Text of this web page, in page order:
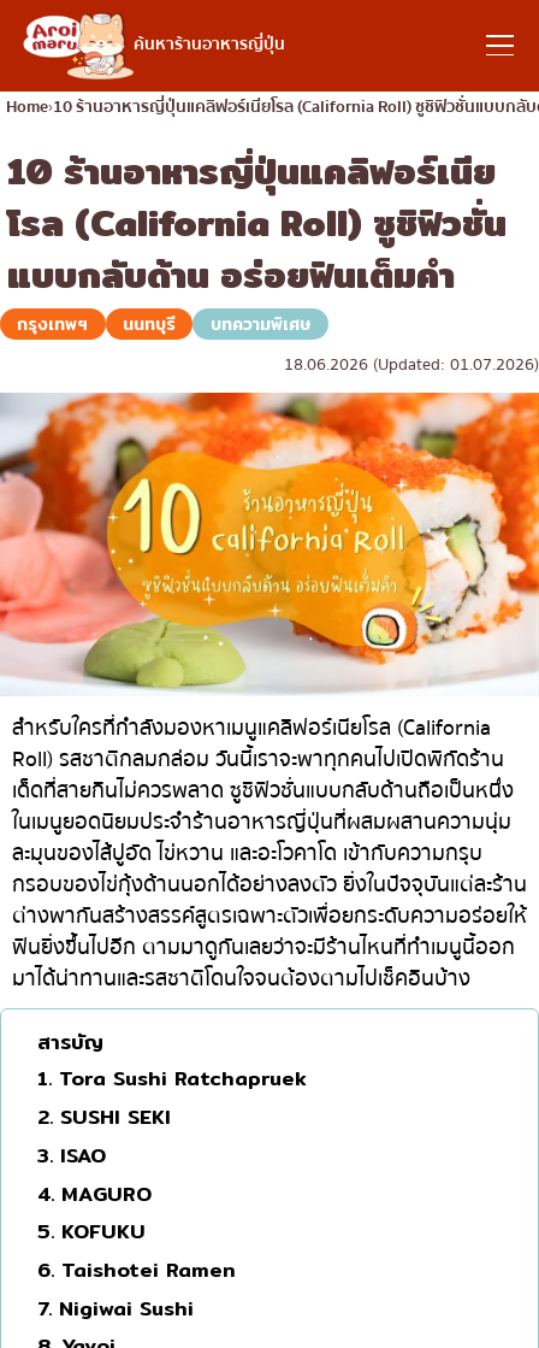
ค้นหาร้านอาหารญี่ปุ่น
อาหารญี่ปุ่น
ค้นหาร้านอาหาร
ค้นหาตามประเภทอาหาร
ซูชิ
อิซากายะ
ปิ้งย่างญี่ปุ่น/ยากินิกุ
คัตสึด้ง/ทงคัตสึ
ชาบูชาบู/สุกี้ยากี้
แกงกะหรี่ญี่ปุ่น
ไก่ย่างเสียบไม้สไตล์ญี่ปุ่น
โซบะ/อุด้ง
ขนมหวานญี่ปุ่น
เทมปุระ
โอมากาเสะ
ร้านอาหารญี่ปุ่นระดับพรีเมียม
ซาชิมิ/อาหารทะเล
อาหารตะวันตกสไตล์ญี่ปุ่น
ปลาไหลย่าง
ปู
โอโคโนมิยากิ/เทปปันยากิ
ด้ง (ข้าวหน้าต่างๆ)
บุฟเฟต์
มิชลิน
สเต็ก
ของทอดเสียบไม้
ค้นหาตามพื้นที่
เจริญกรุง
ธนบุรี
สยาม
ทองหล่อ
เอกมัย
พร้อมพงษ์
อโศก
อารีย์
สีลม
สาทร
อ่อนนุช
พระราม 9
รัชดา
พระโขนง
เพลินจิต
ชิดลม
บางนา
นานา
อุดมสุข
ศรีราชา
เซ็นทรัลเวิลด์
คอลัมน์ความรู้
บทความพิเศษ
บทความที่KOLแนะนำ
Home 10 ร้านอาหารญี่ปุ่นแคลิฟอร์เนียโรล (California Roll) ซูชิฟิวชั่นแบบกลั
10 ร้านอาหารญี่ปุ่นแคลิฟอร์เนีย
โรล (California Roll) ซูชิฟิวชั่น
แบบกลับด้าน อร่อยฟินเต็มคำ
กรุงเทพฯ นนทบุรี
บทความพิเศษ
18.06.2026 (Updated: 01.07.2026)
สำหรับใครที่กำลังมองหาเมนูแคลิฟอร์เนียโรล (California
Roll) รสชาติกลมกล่อม วันนี้เราจะพาทุกคนไปเปิดพิกัดร้าน
เด็ดที่สายกินไม่ควรพลาด ซูชิฟิวชั่นแบบกลับด้านถือเป็นหนึ่ง
ในเมนูยอดนิยมประจำร้านอาหารญี่ปุ่นที่ผสมผสานความนุ่ม
ละมุนของไส้ปูอัด ไข่หวาน และอะโวคาโด เข้ากับความกรุบ
กรอบของไข่กุ้งด้านนอกได้อย่างลงตัว ยิ่งในปัจจุบันแต่ละร้าน
ต่างพากันสร้างสรรค์สูตรเฉพาะตัวเพื่อยกระดับความอร่อยให้
ฟินยิ่งขึ้นไปอีก ตามมาดูกันเลยว่าจะมีร้านไหนที่ทำเมนูนี้ออก
มาได้น่าทานและรสชาติโดนใจจนต้องตามไปเช็คอินบ้าง
สารบัญ
1. Tora Sushi Ratchapruek
2. SUSHI SEKI
3. ISAO
4. MAGURO
5. KOFUKU
6. Taishotei Ramen
7. Nigiwai Sushi